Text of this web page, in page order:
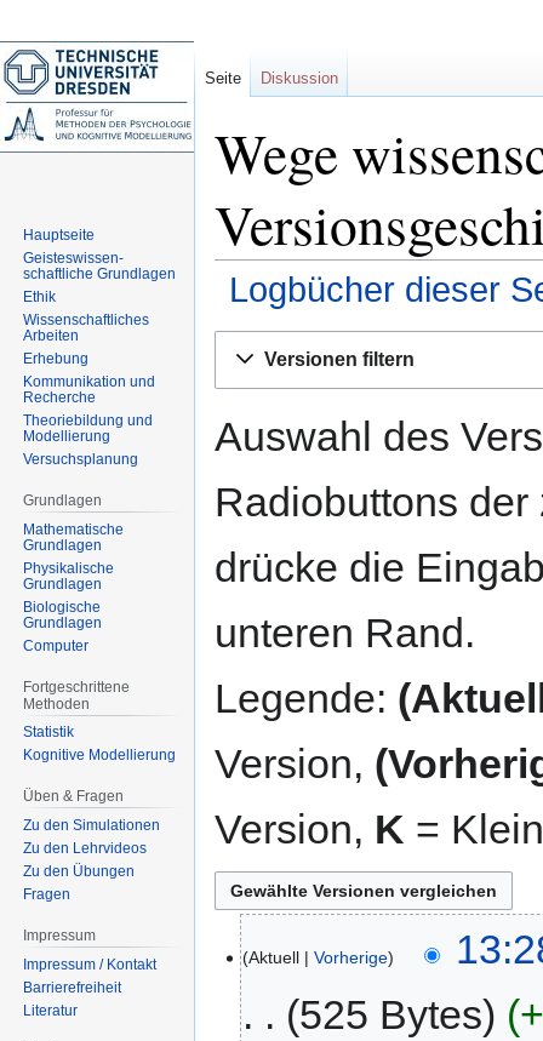
Wege
Logbücher dieser
Navigation
Suche
Versionen filtern
Auswahl des
Radiobuttons
drücke die
unteren Rand.
Legende:
Version,
Version, K =
Juli
2015
Aktuell Vorherige
525 Bytes
Seite Diskussion
Hauptseite
Geisteswissen-
schaftliche Grundlagen
Ethik
Wissenschaftliches
Arbeiten
Erhebung
Kommunikation und
Recherche
Theoriebildung und
Modellierung
Versuchsplanung
Grundlagen
Mathematische
Grundlagen
Physikalische
Grundlagen
Biologische
Grundlagen
Computer
Fortgeschrittene
Methoden
Statistik
Kognitive Modellierung
Üben & Fragen
Zu den Simulationen
Zu den Lehrvideos
Zu den Übungen
Fragen
Impressum
Impressum / Kontakt
Barrierefreiheit
Literatur